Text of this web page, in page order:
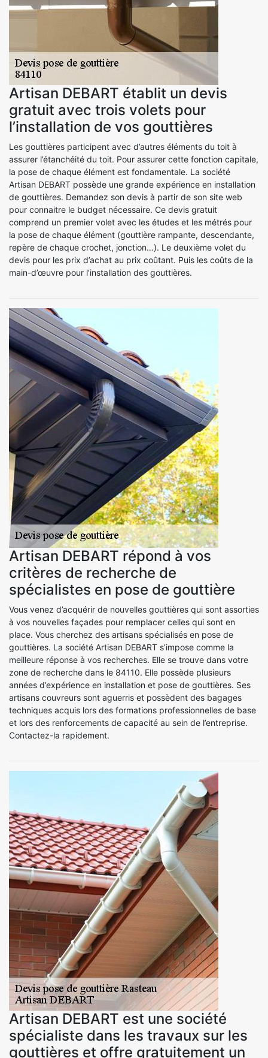
Artisan DEBART établit un devis
gratuit avec trois volets pour
l’installation de vos gouttières
Les gouttières participent avec d’autres éléments du toit à
assurer l’étanchéité du toit. Pour assurer cette fonction capitale,
la pose de chaque élément est fondamentale. La société
Artisan DEBART possède une grande expérience en installation
de gouttières. Demandez son devis à partir de son site web
pour connaitre le budget nécessaire. Ce devis gratuit
comprend un premier volet avec les études et les métrés pour
la pose de chaque élément (gouttière rampante, descendante,
repère de chaque crochet, jonction…). Le deuxième volet du
devis pour les prix d’achat au prix coûtant. Puis les coûts de la
main-d’œuvre pour l’installation des gouttières.
Artisan DEBART répond à vos
critères de recherche de
spécialistes en pose de gouttière
Vous venez d’acquérir de nouvelles gouttières qui sont assorties
à vos nouvelles façades pour remplacer celles qui sont en
place. Vous cherchez des artisans spécialisés en pose de
gouttières. La société Artisan DEBART s’impose comme la
meilleure réponse à vos recherches. Elle se trouve dans votre
zone de recherche dans le 84110. Elle possède plusieurs
années d’expérience en installation et pose de gouttières. Ses
artisans couvreurs sont aguerris et possèdent des bagages
techniques acquis lors des formations professionnelles de base
et lors des renforcements de capacité au sein de l’entreprise.
Contactez-la rapidement.
Artisan DEBART est une société
spécialiste dans les travaux sur les
gouttières et offre gratuitement un